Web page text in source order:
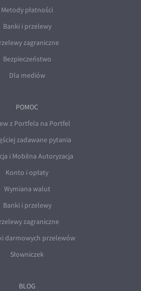
Metody płatności
Banki i przelewy
zagraniczne
Bezpieczeństwo
Dla mediów
POMOC
z Portfela na Portfel
zadawane pytania
i Mobilna Autoryzacja
Konto i opłaty
Wymiana walut
Banki i przelewy
zagraniczne
darmowych przelewów
Słowniczek
BLOG